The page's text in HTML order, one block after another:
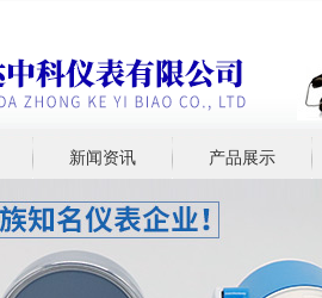
新闻资讯 产品展示